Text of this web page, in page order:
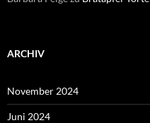
ARCHIV
November 2024
Juni 2024